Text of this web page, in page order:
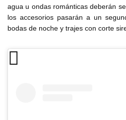
agua u ondas románticas deberán
los accesorios pasarán a un
bodas de noche y trajes con corte